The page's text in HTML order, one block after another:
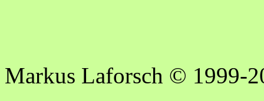
Markus Laforsch © 1999-